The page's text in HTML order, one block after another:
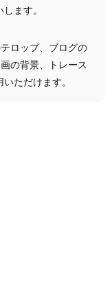
します。
ロップ、ブログの
の背景、トレース
ただけます。